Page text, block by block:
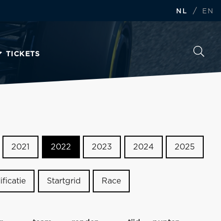
NL / EN
TICKETS
2021 2022 2023 2024 2025
Startgrid Race